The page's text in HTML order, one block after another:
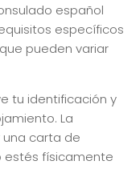
español
específicos
pueden variar
tu identificación y
La
carta de
estés físicamente